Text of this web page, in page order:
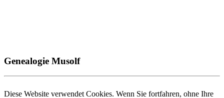
Genealogie Musolf
Diese Website verwendet Cookies. Wenn Sie fortfahren, ohne Ihre